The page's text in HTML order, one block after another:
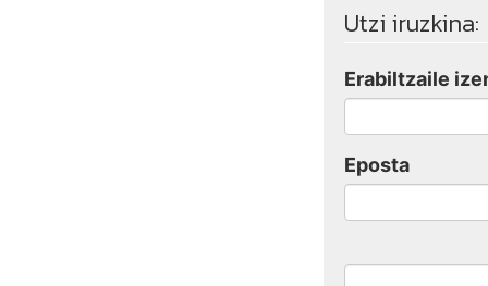
Utzi iruzkina:
Erabiltzaile
Eposta